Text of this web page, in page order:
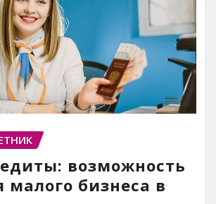
возможность
малого бизнеса в